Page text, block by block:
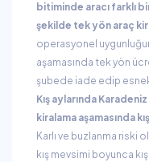
bitiminde aracı farklı
şekilde tek yön araç
operasyonel
aşamasında tek yön
şubede iade edip
Kış aylarında
kiralama aşamasında
Karlı ve buzlanma
kış mevsimi boyunca